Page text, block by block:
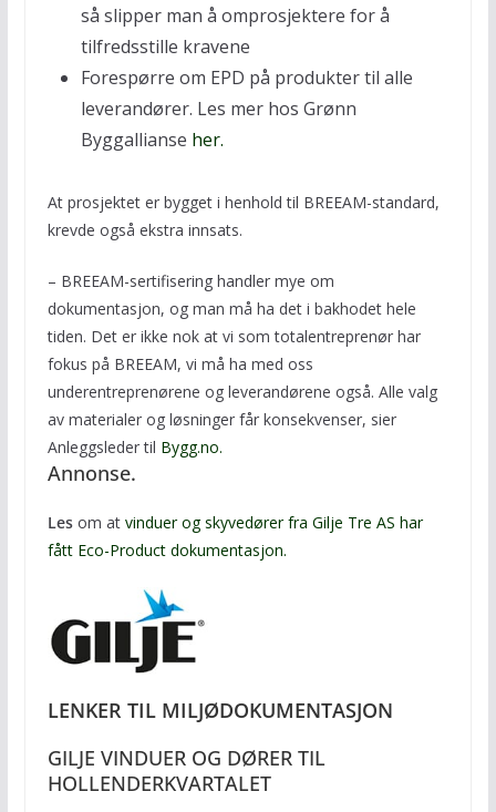
så slipper man å omprosjektere for å
tilfredsstille kravene
Forespørre om EPD på produkter til alle
leverandører. Les mer hos Grønn
Byggallianse her.
At prosjektet er bygget i henhold til BREEAM-standard,
krevde også ekstra innsats.
– BREEAM-sertifisering handler mye om
dokumentasjon, og man må ha det i bakhodet hele
tiden. Det er ikke nok at vi som totalentreprenør har
fokus på BREEAM, vi må ha med oss
underentreprenørene og leverandørene også. Alle valg
av materialer og løsninger får konsekvenser, sier
Anleggsleder til Bygg.no.
Annonse.
Lesom at vinduer og skyvedører fra Gilje Tre AS har
fått Eco-Product dokumentasjon.
LENKER TIL MILJØDOKUMENTASJON
GILJE VINDUER OG DØRER TIL
HOLLENDERKVARTALET